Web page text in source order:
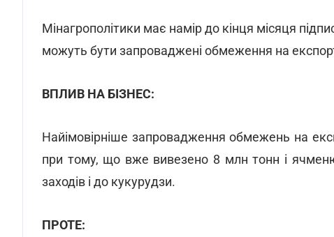
Мінагрополітики має намір до кінця місяця
можуть бути запроваджені обмеження на
ВПЛИВ НА БІЗНЕС:
Найімовірніше запровадження обмежень на
при тому, що вже вивезено 8 млн тонн і
заходів і до кукурудзи.
ПРОТЕ: